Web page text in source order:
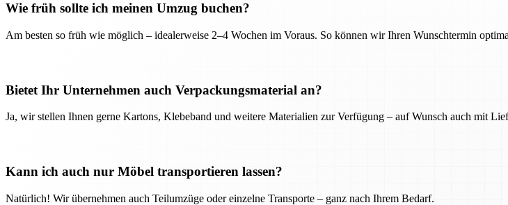
Wie früh sollte ich meinen Umzug buchen?
Am besten so früh wie möglich – idealerweise 2–4 Wochen im Voraus. So können wir Ihren Wunschtermin
Bietet Ihr Unternehmen auch Verpackungsmaterial an?
Ja, wir stellen Ihnen gerne Kartons, Klebeband und weitere Materialien zur Verfügung – auf Wunsch auch mit
Kann ich auch nur Möbel transportieren lassen?
Natürlich! Wir übernehmen auch Teilumzüge oder einzelne Transporte – ganz nach Ihrem Bedarf.